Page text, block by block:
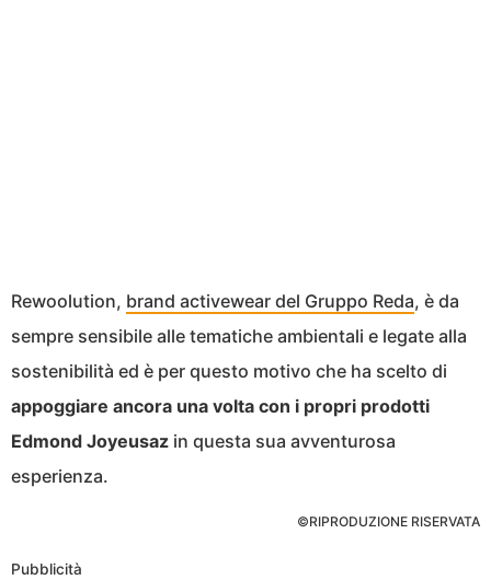
Rewoolution, brand activewear del Gruppo Reda, è da
sempre sensibile alle tematiche ambientali e legate alla
sostenibilità ed è per questo motivo che ha scelto di
appoggiare ancora una volta con i propri prodotti
Edmond Joyeusaz in questa sua avventurosa
esperienza.
©RIPRODUZIONE RISERVATA
Pubblicità